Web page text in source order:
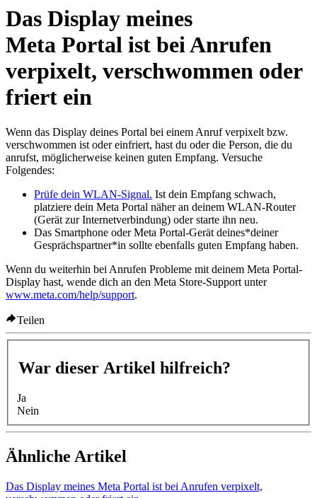
Das Display meines
Meta Portal ist bei Anrufen
verpixelt, verschwommen oder
friert ein
Wenn das Display deines Portal bei einem Anruf verpixelt bzw.
verschwommen ist oder einfriert, hast du oder die Person, die du
anrufst, möglicherweise keinen guten Empfang. Versuche
Folgendes:
Prüfe dein WLAN-Signal. Ist dein Empfang schwach,
platziere dein Meta Portal näher an deinem WLAN-Router
(Gerät zur Internetverbindung) oder starte ihn neu.
Das Smartphone oder Meta Portal-Gerät deines*deiner
Gesprächspartner*in sollte ebenfalls guten Empfang haben.
Wenn du weiterhin bei Anrufen Probleme mit deinem Meta Portal-
Display hast, wende dich an den Meta Store-Support unter
www.meta.com/help/support.
Teilen
War dieser Artikel hilfreich?
Ja
Nein
Ähnliche Artikel
Das Display meines Meta Portal ist bei Anrufen verpixelt,